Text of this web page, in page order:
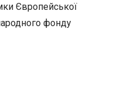
Європейської
фонду